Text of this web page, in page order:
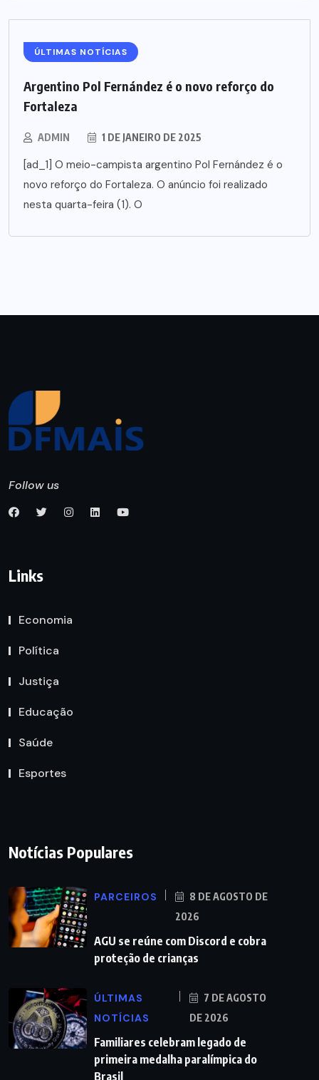
ÚLTIMAS NOTÍCIAS
Argentino Pol Fernández é o novo reforço do
Fortaleza
ADMIN 1 DE JANEIRO DE 2025
[ad_1] O meio-campista argentino Pol Fernández é o
novo reforço do Fortaleza. O anúncio foi realizado
nesta quarta-feira (1). O
Follow us
Links
Economia
Política
Justiça
Educação
Saúde
Esportes
Notícias Populares
PARCEIROS
8 DE AGOSTO DE
2026
AGU se reúne com Discord e cobra
proteção de crianças
ÚLTIMAS
NOTÍCIAS
7 DE AGOSTO
DE 2026
Familiares celebram legado de
primeira medalha paralímpica do
Brasil